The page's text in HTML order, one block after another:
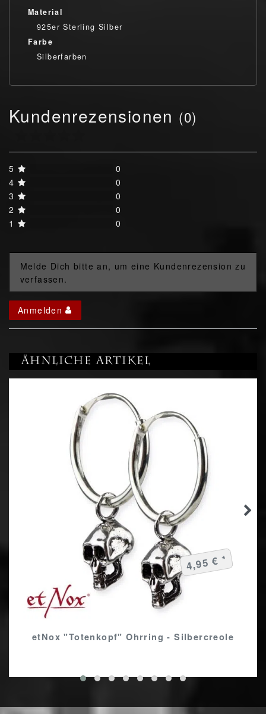
Material
925er Sterling Silber
Farbe
Silberfarben
Kundenrezensionen (0)
5
0
4
0
3
0
2
0
1
0
Melde Dich bitte an, um eine Kundenrezension zu
verfassen.
Anmelden
Ähnliche Artikel
etNox "Totenkopf" Ohrring - Silbercreole
4,95 € *